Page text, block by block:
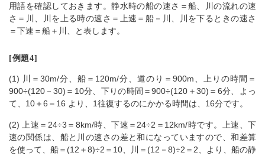
用語を確認しておきます。静水時の船の速さ＝船、川の流れの速
さ＝川、川を上る時の速さ＝上速＝船－川、川を下るときの速さ
＝下速＝船＋川、と表します。
[例題4]
(1) 川＝30m/分、船＝120m/分、道のり＝900m、上りの時間＝
900÷(120－30)＝10分、下りの時間＝900÷(120＋30)＝6分、よっ
て、10＋6＝16 より、1往復するのにかかる時間は、16分です。
(2) 上速＝24÷3＝8km/時、下速＝24÷2＝12km/時です。上速、下
速の関係は、船と川の速さの差と和になっていますので、和差算
を使って、船＝(12＋8)÷2＝10、川＝(12－8)÷2＝2、より、船の静